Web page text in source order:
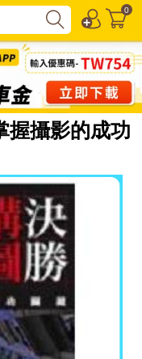
0
握攝影的成功